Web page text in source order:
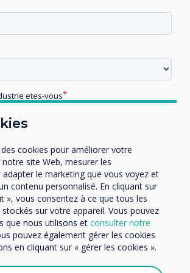
and Conferencing pour la
directeur marketing de la
Sahara, a remporté le prix AV
Professional of the Year
ISE2018 a été un spectacle
de là où la technologie nous
années à venir. Couplé au
of the Future, nous
à avoir un aperçu de ce
à nos environnements de
sera là, développant des
et repoussant les
cookies pour améliorer votre
site Web, mesurer les
le marketing que vous voyez et
contenu personnalisé. En cliquant sur
», vous consentez à ce que tous les
sur votre appareil. Vous pouvez
que nous utilisons et consulter notre
pouvez également gérer les cookies
en cliquant sur « gérer les cookies ».
etes-vous
vous contacter au sujet de nos produits
e-mail, téléphone ou courrier.
recevoir des communications de
désabonner de ces communications à